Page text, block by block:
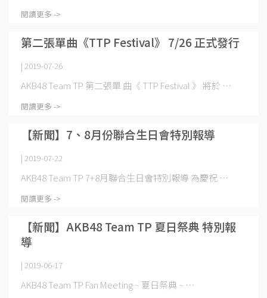
閱讀更多 ->
第二張單曲《TTP Festival》 7/26 正式發行
| 2019-07-26
AKB48 Team TP 第二張單 曲《 TTP Festival 》 將於 ⋯
閱讀更多 ->
【新聞】7、8月份聯合生日會特別報導
| 2019-07-22
AKB48 Team TP 7+8月聯合生日會特別報導 為慶祝 ⋯
閱讀更多 ->
【新聞】AKB48 Team TP 夏日祭典 特別報
導
| 2019-06-17
AKB48 Team TP Fan Meeting ~ 夏日祭典 ~ ⋯